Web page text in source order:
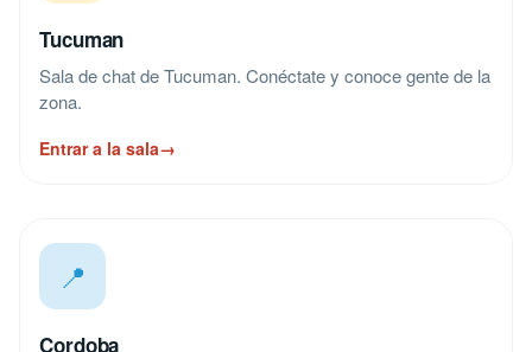
Tucuman
Sala de chat de Tucuman. Conéctate y conoce gente de la
zona.
Entrar a la sala→
📍
Cordoba